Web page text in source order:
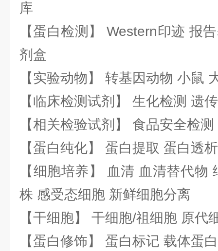
库
【蛋白检测】 Western印迹 报
剂盒
【实验动物】 转基因动物 小鼠
【临床检测试剂】 生化检测 遗
【相关检验试剂】 食品安全检
【蛋白纯化】 蛋白提取 蛋白透
【细胞培养】 血清 血清替代物
株 感受态细胞 新鲜细胞分离
【干细胞】 干细胞/祖细胞 原代
【蛋白修饰】 蛋白标记 载体蛋